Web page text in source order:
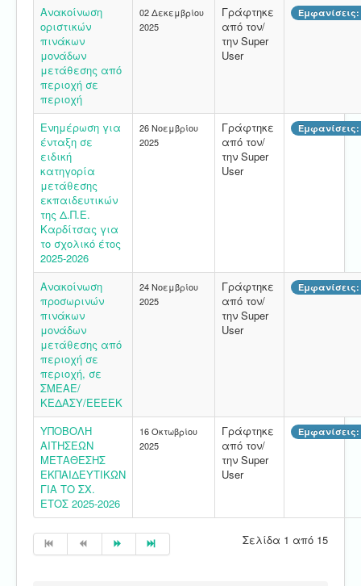
Ανακοίνωση
οριστικών
πινάκων
μονάδων
μετάθεσης από
περιοχή σε
περιοχή
02 Δεκεμβρίου
2025
Γράφτηκε
από τον/
την Super
User
Εμφανίσεις:
Ενημέρωση για
ένταξη σε
ειδική
κατηγορία
μετάθεσης
εκπαιδευτικών
της Δ.Π.Ε.
Καρδίτσας για
το σχολικό έτος
2025-2026
26 Νοεμβρίου
2025
Γράφτηκε
από τον/
την Super
User
Εμφανίσεις:
Ανακοίνωση
προσωρινών
πινάκων
μονάδων
μετάθεσης από
περιοχή σε
περιοχή, σε
ΣΜΕΑΕ/
ΚΕΔΑΣΥ/ΕΕΕΕΚ
24 Νοεμβρίου
2025
Γράφτηκε
από τον/
την Super
User
Εμφανίσεις:
ΥΠΟΒΟΛΗ
ΑΙΤΗΣΕΩΝ
ΜΕΤΑΘΕΣΗΣ
ΕΚΠΑΙΔΕΥΤΙΚΩΝ
ΓΙΑ ΤΟ ΣΧ.
ΕΤΟΣ 2025-2026
16 Οκτωβρίου
2025
Γράφτηκε
από τον/
την Super
User
Εμφανίσεις:
Σελίδα 1 από 15